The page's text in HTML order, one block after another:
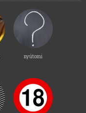
nyútomi